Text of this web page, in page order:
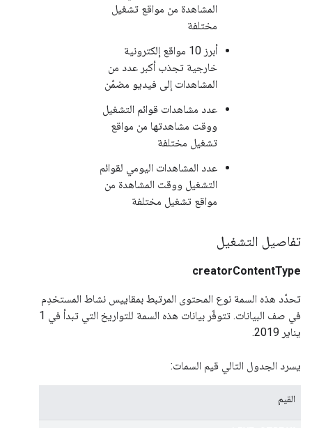
المشاهدة من مواقع تشغيل
مختلفة
أبرز 10 مواقع إلكترونية
خارجية تجذب أكبر عدد من
المشاهدات إلى فيديو مضمّن
عدد مشاهدات قوائم التشغيل
ووقت مشاهدتها من مواقع
تشغيل مختلفة
عدد المشاهدات اليومي لقوائم
التشغيل ووقت المشاهدة من
مواقع تشغيل مختلفة
تفاصيل التشغيل
creatorContentType
تحدّد هذه السمة نوع المحتوى المرتبط بمقاييس نشاط المستخدِم
في صف البيانات. تتوفّر بيانات هذه السمة للتواريخ التي تبدأ في 1
يناير 2019.
يسرد الجدول التالي قيم السمات:
القيم